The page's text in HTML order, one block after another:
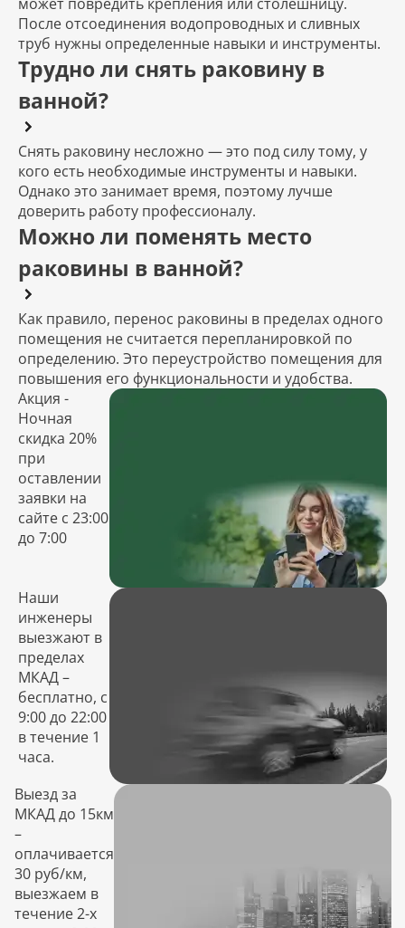
может повредить крепления или столешницу.
После отсоединения водопроводных и сливных
труб нужны определенные навыки и инструменты.
Трудно ли снять раковину в
ванной?
Снять раковину несложно — это под силу тому, у
кого есть необходимые инструменты и навыки.
Однако это занимает время, поэтому лучше
доверить работу профессионалу.
Можно ли поменять место
раковины в ванной?
Как правило, перенос раковины в пределах одного
помещения не считается перепланировкой по
определению. Это переустройство помещения для
повышения его функциональности и удобства.
Акция -
Ночная
скидка 20%
при
оставлении
заявки на
сайте с 23:00
до 7:00
Наши
инженеры
выезжают в
пределах
МКАД –
бесплатно, с
9:00 до 22:00
в течение 1
часа.
Выезд за
МКАД до 15км
–
оплачивается
30 руб/км,
выезжаем в
течение 2-х